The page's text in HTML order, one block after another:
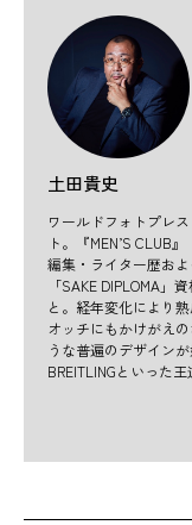
土田貴史
ワールドフォトプレ
ト。『MEN’S CLUB
編集・ライター歴お
「SAKE DIPLOMA」
と。経年変化により
オッチにもかけがえ
うな普遍のデザインが
BREITLINGといった